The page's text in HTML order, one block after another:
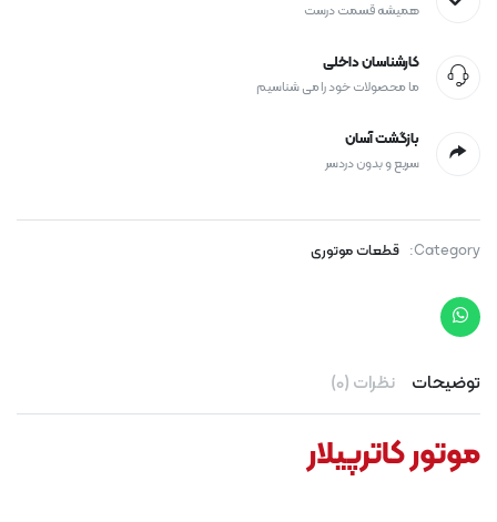
همیشه قسمت درست
کارشناسان داخلی
ما محصولات خود را می شناسیم
بازگشت آسان
سریع و بدون دردسر
Category: قطعات موتوری
توضیحات نظرات (0)
موتور کاترپیلار